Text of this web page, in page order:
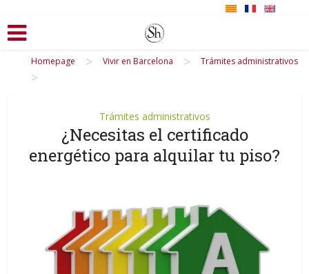
Homepage > Vivir en Barcelona > Trámites administrativos
>
Trámites administrativos
¿Necesitas el certificado
energético para alquilar tu piso?